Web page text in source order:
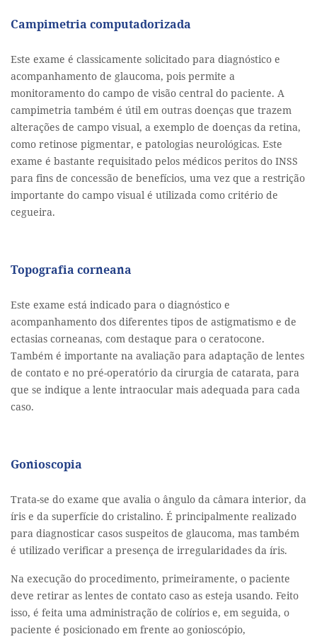
Campimetria computadorizada
Este exame é classicamente solicitado para diagnóstico e
acompanhamento de glaucoma, pois permite a
monitoramento do campo de visão central do paciente. A
campimetria também é útil em outras doenças que trazem
alterações de campo visual, a exemplo de doenças da retina,
como retinose pigmentar, e patologias neurológicas. Este
exame é bastante requisitado pelos médicos peritos do INSS
para fins de concessão de benefícios, uma vez que a restrição
importante do campo visual é utilizada como critério de
cegueira.
Topografia corneana
Este exame está indicado para o diagnóstico e
acompanhamento dos diferentes tipos de astigmatismo e de
ectasias corneanas, com destaque para o ceratocone.
Também é importante na avaliação para adaptação de lentes
de contato e no pré-operatório da cirurgia de catarata, para
que se indique a lente intraocular mais adequada para cada
caso.
Gonioscopia
Trata-se do exame que avalia o ângulo da câmara interior, da
íris e da superfície do cristalino. É principalmente realizado
para diagnosticar casos suspeitos de glaucoma, mas também
é utilizado verificar a presença de irregularidades da íris.
Na execução do procedimento, primeiramente, o paciente
deve retirar as lentes de contato caso as esteja usando. Feito
isso, é feita uma administração de colírios e, em seguida, o
paciente é posicionado em frente ao gonioscópio,